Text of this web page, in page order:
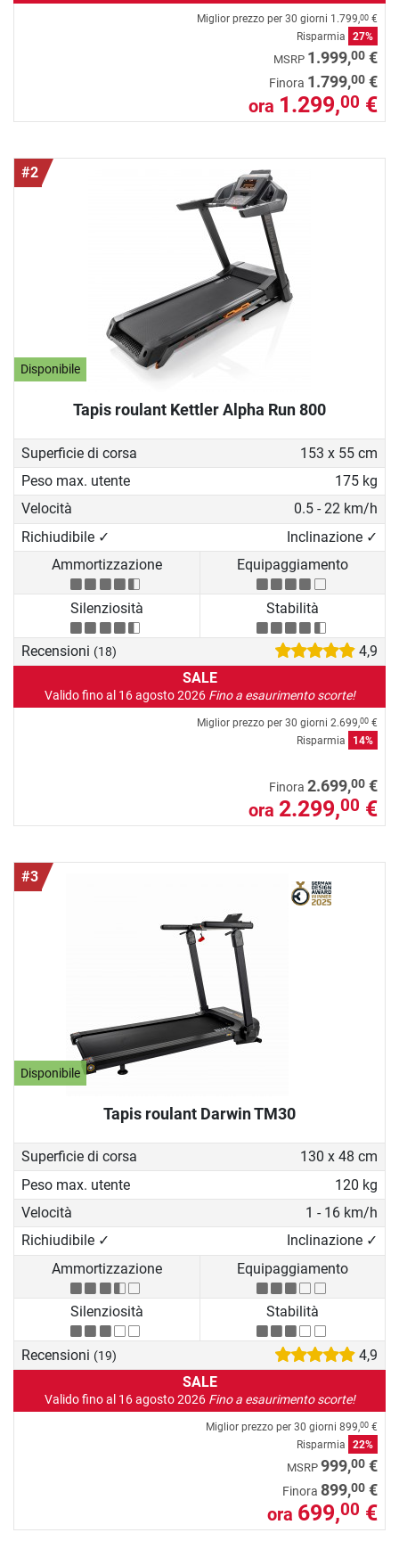
Miglior prezzo per 30 giorni 1.799,00 €
Risparmia
27%
MSRP 1.999,00 €
Finora 1.799,00 €
ora 1.299,00 €
#2
Disponibile
Tapis roulant Kettler Alpha Run 800
Superficie di corsa
153 x 55 cm
Peso max. utente
175 kg
Velocità
0.5 - 22 km/h
Richiudibile ✓
Inclinazione ✓
Ammortizzazione
Equipaggiamento
Silenziosità Stabilità
Recensioni (18)
4,9
SALE
Valido fino al 16 agosto 2026 Fino a esaurimento scorte!
Miglior prezzo per 30 giorni 2.699,00 €
Risparmia
14%
Finora 2.699,00 €
ora 2.299,00 €
#3
Disponibile
Tapis roulant Darwin TM30
Superficie di corsa
130 x 48 cm
Peso max. utente
120 kg
Velocità
1 - 16 km/h
Richiudibile ✓
Inclinazione ✓
Ammortizzazione
Equipaggiamento
Silenziosità Stabilità
Recensioni (19)
4,9
SALE
Valido fino al 16 agosto 2026 Fino a esaurimento scorte!
Miglior prezzo per 30 giorni 899,00 €
Risparmia
22%
MSRP 999,00 €
Finora 899,00 €
ora 699,00 €